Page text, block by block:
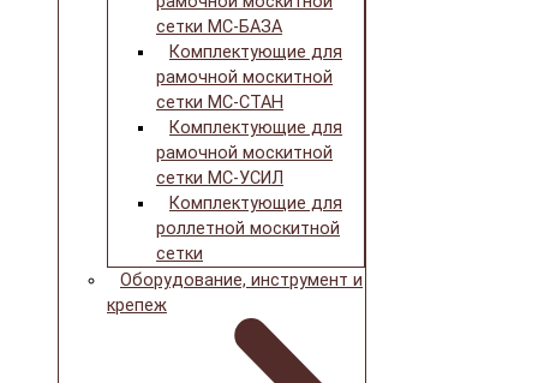
сетки МС-БАЗА
Комплектующие для
рамочной москитной
сетки МС-СТАН
Комплектующие для
рамочной москитной
сетки МС-УСИЛ
Комплектующие для
роллетной москитной
сетки
Оборудование, инструмент и
крепеж